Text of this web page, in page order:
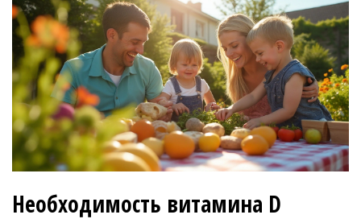
Необходимость витамина D